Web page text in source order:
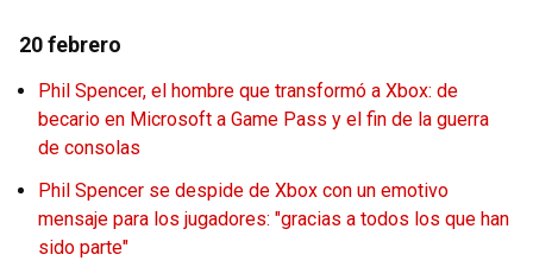
20 febrero
Phil Spencer, el hombre que transformó a Xbox: de
becario en Microsoft a Game Pass y el fin de la guerra
de consolas
Phil Spencer se despide de Xbox con un emotivo
mensaje para los jugadores: "gracias a todos los que han
sido parte"